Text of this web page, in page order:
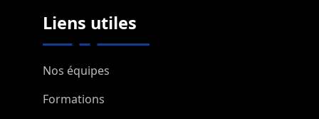
Liens utiles
Nos équipes
Formations